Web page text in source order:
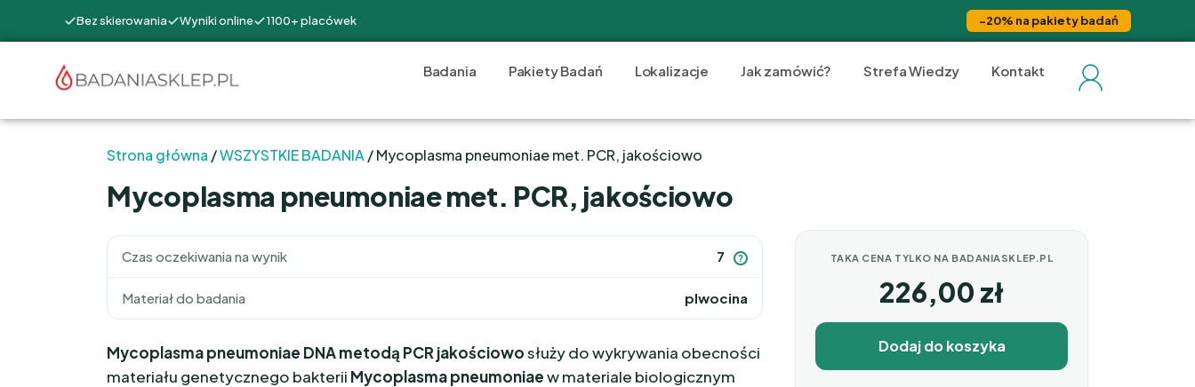
Bez skierowania Wyniki online 1100+ placówek −20% na pakiety badań
Badania Pakiety Badań Lokalizacje Jak zamówić? Strefa Wiedzy Kontakt
Strona główna /WSZYSTKIE BADANIA / Mycoplasma pneumoniae met. PCR, jakościowo
Mycoplasma pneumoniae met. PCR, jakościowo
Czas oczekiwania na wynik 7 ?
Materiał do badania plwocina
Mycoplasma pneumoniae DNA metodą PCR jakościowosłuży do wykrywania obecności
materiału genetycznego bakterii Mycoplasma pneumoniaew materiale biologicznym
TAKA CENA TYLKO NA BADANIASKLEP.PL
226,00 zł
Dodaj do koszyka